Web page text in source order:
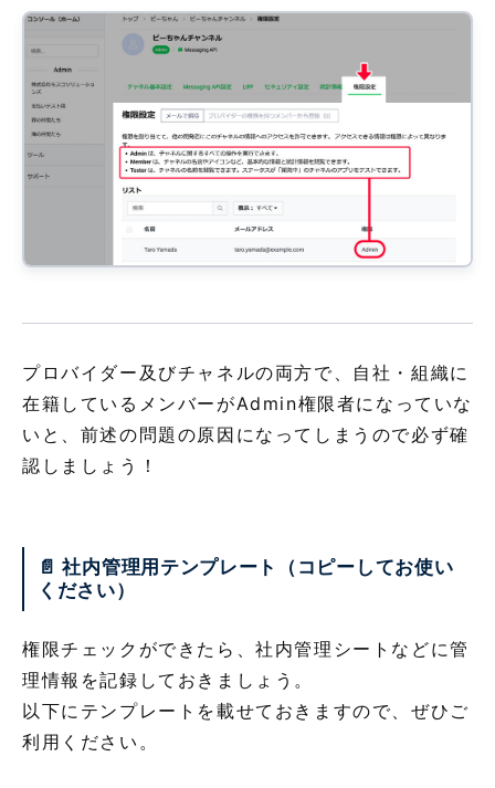
プロバイダー及びチャネルの両方で、自社・組織に
在籍しているメンバーがAdmin権限者になっていな
いと、前述の問題の原因になってしまうので必ず確
認しましょう！
📄 社内管理用テンプレート（コピーしてお使い
ください）
権限チェックができたら、社内管理シートなどに管
理情報を記録しておきましょう。
以下にテンプレートを載せておきますので、ぜひご
利用ください。